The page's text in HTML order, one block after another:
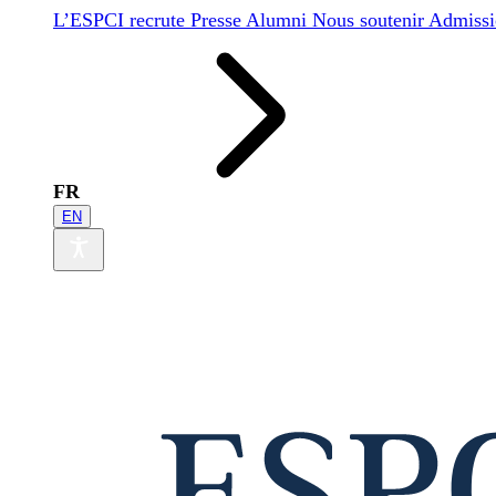
L’ESPCI recrute Presse Alumni Nous soutenir
FR
EN